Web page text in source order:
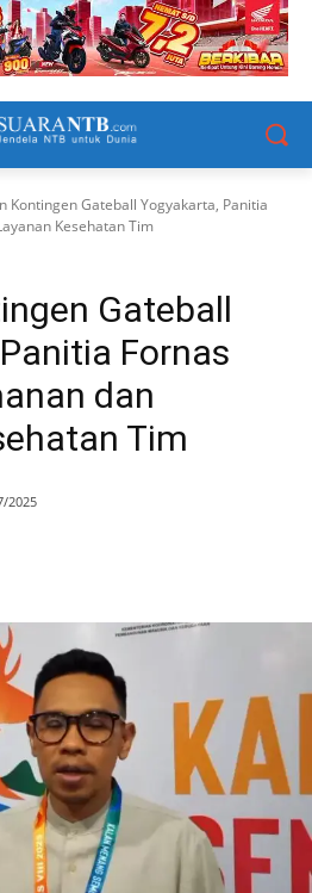
Kontingen Gateball Yogyakarta, Panitia
Kesehatan Tim
Gateball
Fornas
dan
Tim
2025